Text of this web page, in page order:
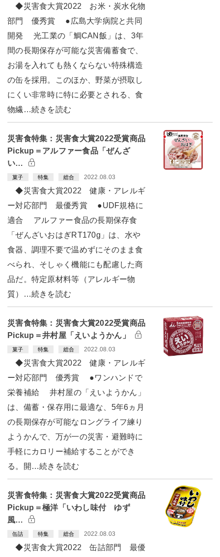
◆災害食大賞2022 お米・炭水化物
部門 優秀賞 ●広島大学病院と共同
開発 光工業の「鯛CAN飯」は、3年
間の長期保存が可能な災害備蓄食で、
お湯を入れても熱くならない特殊構造
の缶を採用。このほか、野菜が摂取し
にくい非常時に特に必要とされる、食
物繊…続きを読む
災害食特集：災害食大賞2022受賞商品
Pickup＝アルファー食品「ぜんざ
い…
菓子 特集 総合 2022.08.03
◆災害食大賞2022 健康・アレルギ
ー対応部門 最優秀賞 ●UDF規格に
適合 アルファー食品の長期保存食
「ぜんざいおはぎRT170g」は、水や
食器、調理不要で温めずにそのまま食
べられ、そしゃく機能にも配慮した商
品だ。特定原材料等（アレルギー物
質）…続きを読む
災害食特集：災害食大賞2022受賞商品
Pickup＝井村屋「えいようかん」
菓子 特集 総合 2022.08.03
◆災害食大賞2022 健康・アレルギ
ー対応部門 優秀賞 ●ワンハンドで
栄養補給 井村屋の「えいようかん」
は、備蓄・保存用に最適な、5年6ヵ月
の長期保存が可能なロングライフ練り
ようかんで、万が一の災害・避難時に
手軽にカロリー補給することができ
る。開…続きを読む
災害食特集：災害食大賞2022受賞商品
Pickup＝極洋「いわし味付 ゆず
風…
缶詰 特集 総合 2022.08.03
◆災害食大賞2022 缶詰部門 最優